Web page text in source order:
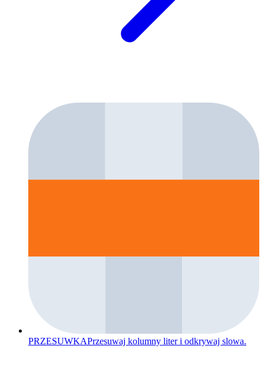
PRZESUWKAPrzesuwaj kolumny liter i odkrywaj slowa.